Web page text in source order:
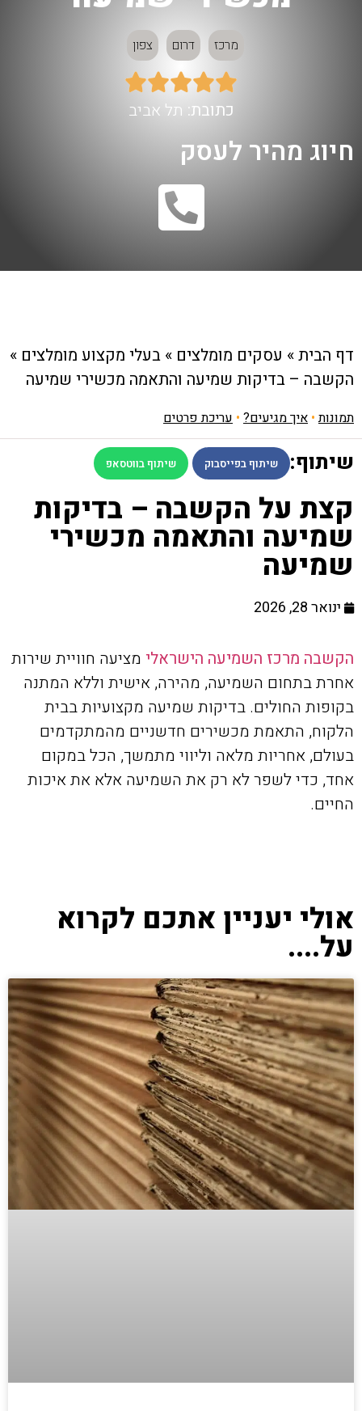
מרכז דרום צפון





כתובת: תל אביב
חיוג מהיר לעסק
דף הבית» עסקים מומלצים » בעלי מקצוע מומלצים »
הקשבה – בדיקות שמיעה והתאמה מכשירי שמיעה
תמונות• איך מגיעים? • עריכת פרטים
שיתוף: שיתוף בפייסבוק שיתוף בווטסאפ
קצת על הקשבה – בדיקות
שמיעה והתאמה מכשירי
שמיעה
ינואר 28, 2026
הקשבה מרכז השמיעה הישראלי מציעה חוויית שירות
אחרת בתחום השמיעה, מהירה, אישית וללא המתנה
בקופות החולים. בדיקות שמיעה מקצועיות בבית
הלקוח, התאמת מכשירים חדשניים מהמתקדמים
בעולם, אחריות מלאה וליווי מתמשך, הכל במקום
אחד, כדי לשפר לא רק את השמיעה אלא את איכות
החיים.
אולי יעניין אתכם לקרוא
על....